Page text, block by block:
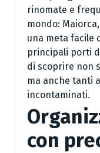
rinomate e
mondo:
una meta facile
principali porti
di scoprire non
ma anche tanti
incontaminati.
con